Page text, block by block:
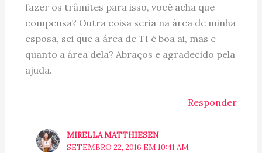
fazer os trâmites para isso, você acha que
compensa? Outra coisa seria na área de minha
esposa, sei que a área de TI é boa ai, mas e
quanto a área dela? Abraços e agradecido pela
ajuda.
Responder
MIRELLA MATTHIESEN
SETEMBRO 22, 2016 EM 10:41 AM